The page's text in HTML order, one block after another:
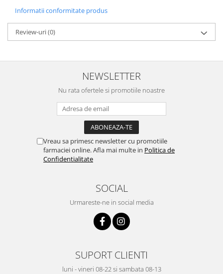
Informatii conformitate produs
Review-uri(0)
NEWSLETTER
Nu rata ofertele si promotiile noastre
Vreau sa primesc newsletter cu promotiile
farmaciei online. Afla mai multe in Politica de
Confidentialitate
SOCIAL
Urmareste-ne in social media
SUPORT CLIENTI
luni - vineri 08-22 si sambata 08-13